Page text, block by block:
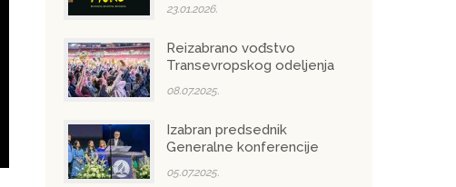
23.01.2026.
Reizabrano vođstvo
Transevropskog odeljenja
08.07.2025.
Izabran predsednik
Generalne konferencije
05.07.2025.